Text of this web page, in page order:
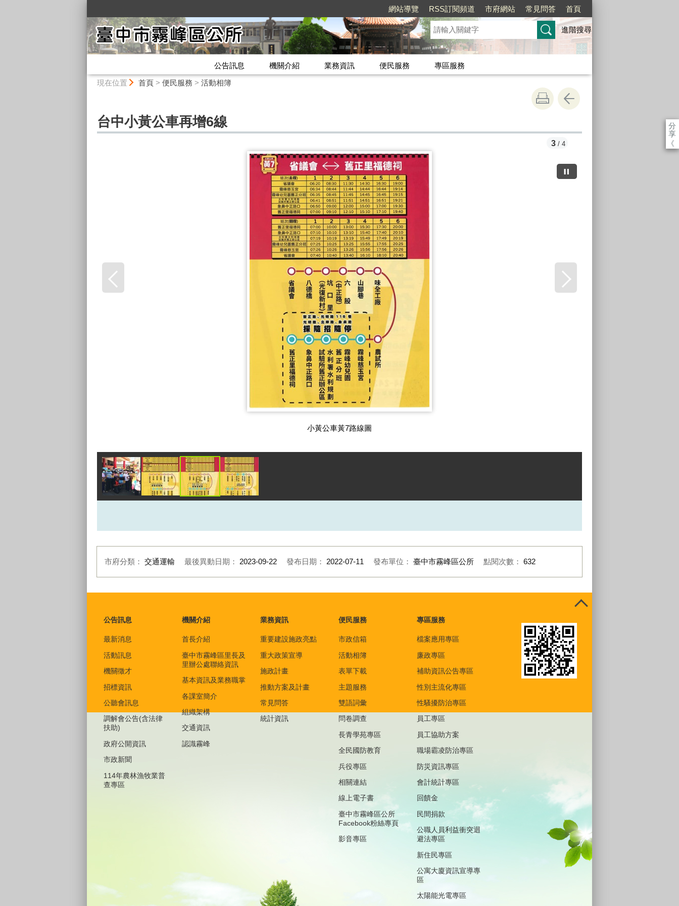
網站導覽 RSS訂閱頻道 市府網站 常見問答 首頁
進階搜尋
公告訊息 機關介紹 業務資訊 便民服務
專區服務
現在位置 首頁> 便民服務 > 活動相簿
分
享
《
台中小黃公車再增6線
小黃公車黃7路線圖
3 / 4
市府分類： 交通運輸 最後異動日期： 2023-09-22 發布日期： 2022-07-11 發布單位： 臺中市霧峰區公所 點閱次數： 632
公告訊息
最新消息
活動訊息
機關徵才
招標資訊
公聽會訊息
調解會公告(含法律
扶助)
政府公開資訊
市政新聞
114年農林漁牧業普
查專區
機關介紹
首長介紹
臺中市霧峰區里長及
里辦公處聯絡資訊
基本資訊及業務職掌
各課室簡介
組織架構
交通資訊
認識霧峰
業務資訊
重要建設施政亮點
重大政策宣導
施政計畫
推動方案及計畫
常見問答
統計資訊
便民服務
市政信箱
活動相簿
表單下載
主題服務
雙語詞彙
問卷調查
長青學苑專區
全民國防教育
兵役專區
相關連結
線上電子書
臺中市霧峰區公所
Facebook粉絲專頁
影音專區
專區服務
檔案應用專區
廉政專區
補助資訊公告專區
性別主流化專區
性騷擾防治專區
員工專區
員工協助方案
職場霸凌防治專區
防災資訊專區
會計統計專區
回饋金
民間捐款
公職人員利益衝突迴
避法專區
新住民專區
公寓大廈資訊宣導專
區
太陽能光電專區